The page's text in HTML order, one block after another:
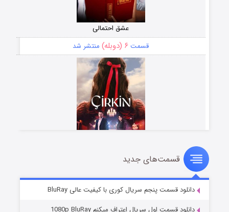
عشق احتمالی
قسمت ۶ (دوبله) منتشر شد
سریال زشت
قسمت۵ (زیرنویس) منتشر شد
قسمت‌های جدید
دانلود قسمت پنجم سریال کوری با کیفیت عالی BluRay
دانلود قسمت اول سریال اعتراف میکنم 1080p BluRay